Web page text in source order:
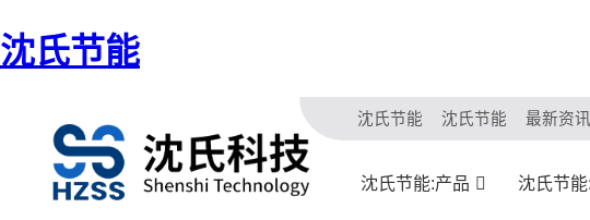
沈氏节能
沈氏节能 沈氏节能 最新资讯
沈氏节能:产品 沈氏节